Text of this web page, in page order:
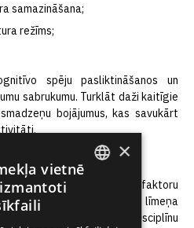
samazināšana;
režīms;
spēju pasliktināšanos un
sabrukumu. Turklāt daži kaitīgie
bojājumus, kas savukārt
un garu negatīvo faktoru
un augstskolas līmeņa
sākt un pašdisciplīnu
×
vietnē